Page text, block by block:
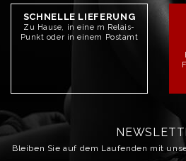
SCHNELLE LIEFERUNG
Zu Hause, in eine m Relais-
Punkt oder in einem Postamt
Bleiben Sie auf dem Laufenden mit